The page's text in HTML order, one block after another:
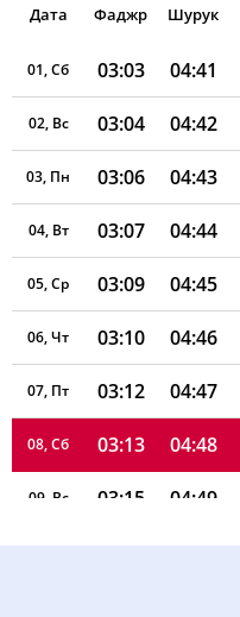
Дата Фаджр Шурук
01, Сб 03:03 04:41
02, Вс 03:04 04:42
03, Пн 03:06 04:43
04, Вт 03:07 04:44
05, Ср 03:09 04:45
06, Чт 03:10 04:46
07, Пт 03:12 04:47
08, Сб 03:13 04:48
09, Вс 03:15 04:49
10, Пн 03:16 04:50